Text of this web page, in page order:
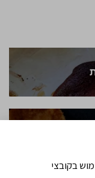
בקובצי